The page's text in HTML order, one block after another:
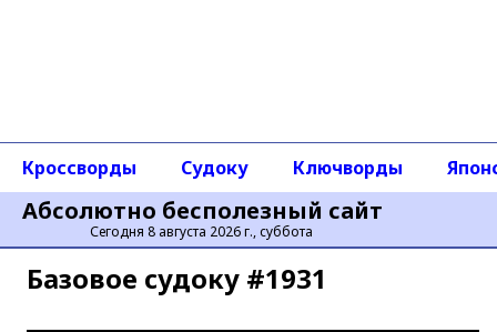
Абсолютно бесполезный сайт
Сегодня 8 августа 2026 г., суббота
Кроссворды Судоку Ключворды
Базовое cудоку #1931